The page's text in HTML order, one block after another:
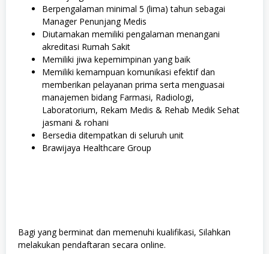
Berpengalaman minimal 5 (lima) tahun sebagai
Manager Penunjang Medis
Diutamakan memiliki pengalaman menangani
akreditasi Rumah Sakit
Memiliki jiwa kepemimpinan yang baik
Memiliki kemampuan komunikasi efektif dan
memberikan pelayanan prima serta menguasai
manajemen bidang Farmasi, Radiologi,
Laboratorium, Rekam Medis & Rehab Medik Sehat
jasmani & rohani
Bersedia ditempatkan di seluruh unit
Brawijaya Healthcare Group
Bagi yang berminat dan memenuhi kualifikasi, Silahkan
melakukan pendaftaran secara online.